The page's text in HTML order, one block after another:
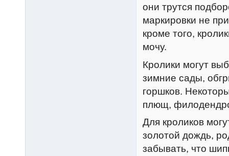
они трутся
маркировки не
кроме того,
мочу.
Кролики могут
зимние сады,
горшков.
плющ,
Для кроликов
золотой дождь,
забывать, что